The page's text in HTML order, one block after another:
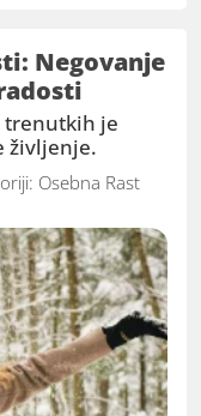
Negovanje
trenutkih je
življenje.
Osebna Rast